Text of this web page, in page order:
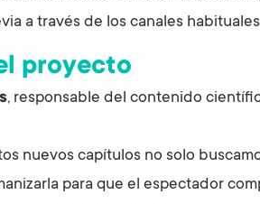
a través de los canales
proyecto
, responsable del contenido
nuevos capítulos no solo
para que el espectador